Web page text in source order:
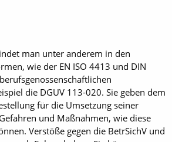
man unter anderem in den
wie der EN ISO 4413 und DIN
die DGUV 113-020. Sie geben dem
für die Umsetzung seiner
und Maßnahmen, wie diese
Verstöße gegen die BetrSichV und